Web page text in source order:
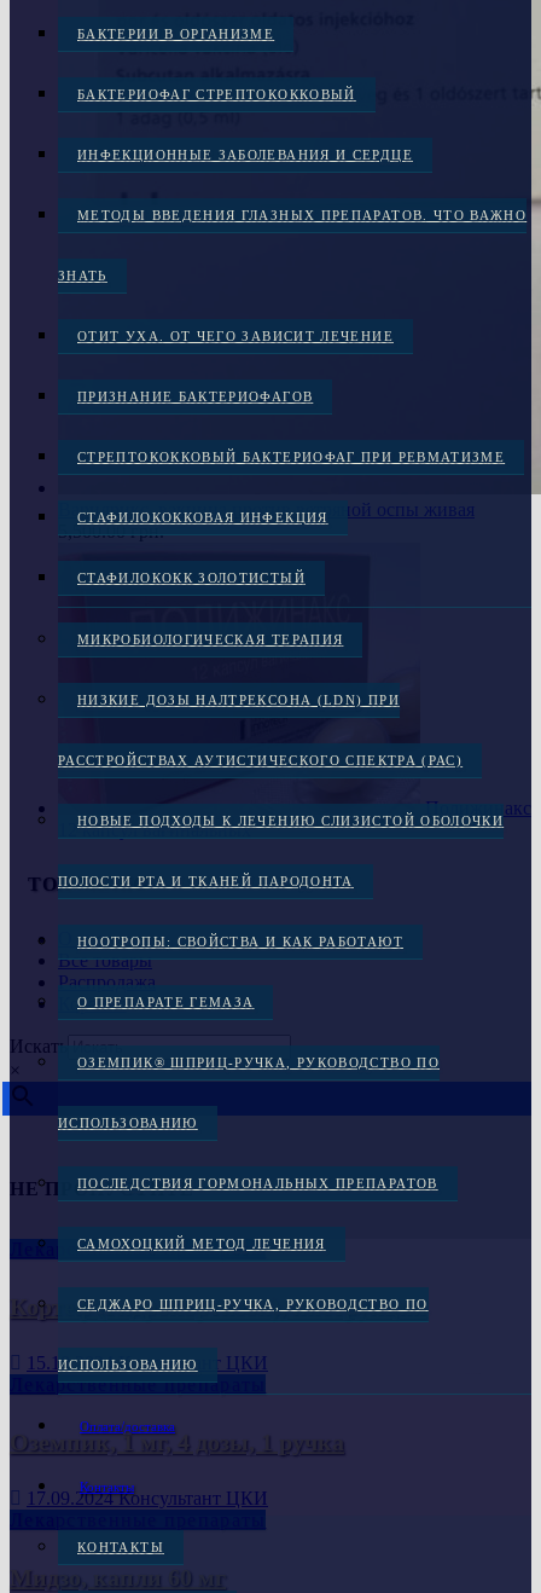
БАКТЕРИИ В ОРГАНИЗМЕ
БАКТЕРИОФАГ СТРЕПТОКОККОВЫЙ
ИНФЕКЦИОННЫЕ ЗАБОЛЕВАНИЯ И СЕРДЦЕ
МЕТОДЫ ВВЕДЕНИЯ ГЛАЗНЫХ ПРЕПАРАТОВ. ЧТО ВАЖНО
ЗНАТЬ
ОТИТ УХА. ОТ ЧЕГО ЗАВИСИТ ЛЕЧЕНИЕ
ПРИЗНАНИЕ БАКТЕРИОФАГОВ
СТРЕПТОКОККОВЫЙ БАКТЕРИОФАГ ПРИ РЕВМАТИЗМЕ
СТАФИЛОКОККОВАЯ ИНФЕКЦИЯ
СТАФИЛОКОКК ЗОЛОТИСТЫЙ
МИКРОБИОЛОГИЧЕСКАЯ ТЕРАПИЯ
НИЗКИЕ ДОЗЫ НАЛТРЕКСОНА (LDN) ПРИ
РАССТРОЙСТВАХ АУТИСТИЧЕСКОГО СПЕКТРА (РАС)
НОВЫЕ ПОДХОДЫ К ЛЕЧЕНИЮ СЛИЗИСТОЙ ОБОЛОЧКИ
ПОЛОСТИ РТА И ТКАНЕЙ ПАРОДОНТА
НООТРОПЫ: СВОЙСТВА И КАК РАБОТАЮТ
О ПРЕПАРАТЕ ГЕМАЗА
ОЗЕМПИК® ШПРИЦ-РУЧКА, РУКОВОДСТВО ПО
ИСПОЛЬЗОВАНИЮ
ПОСЛЕДСТВИЯ ГОРМОНАЛЬНЫХ ПРЕПАРАТОВ
САМОХОЦКИЙ МЕТОД ЛЕЧЕНИЯ
СЕДЖАРО ШПРИЦ-РУЧКА, РУКОВОДСТВО ПО
ИСПОЛЬЗОВАНИЮ
Оплата/доставка
Контакты
КОНТАКТЫ
Варилрикс, вакцина против ветряной оспы живая
5,500.00грн.
Полижинакс
12 капсул вагинальных
ТОП МЕНЮ
О нас
Все товары
Распродажа
Корзина
Искать
×
НЕ ПРОПУСТИТЕ
Лекарственные препараты
Кортеф (гидрокортизон), инструкция
15.10.2024Консультант ЦКИ
Лекарственные препараты
Оземпик, 1 мг, 4 дозы, 1 ручка
17.09.2024Консультант ЦКИ
Мидзо, капли 60 мг